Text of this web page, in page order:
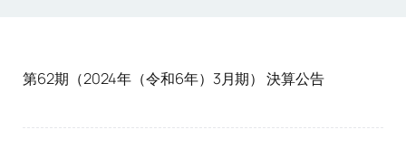
第62期（2024年（令和6年）3月期） 決算公告